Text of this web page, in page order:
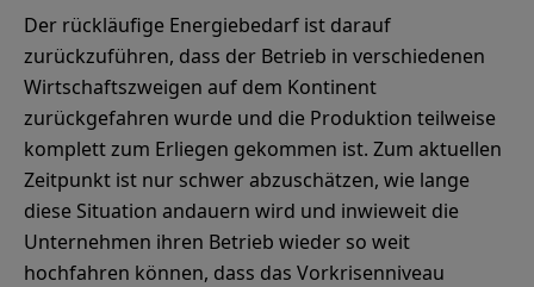
Der rückläufige Energiebedarf ist darauf
zurückzuführen, dass der Betrieb in verschiedenen
Wirtschaftszweigen auf dem Kontinent
zurückgefahren wurde und die Produktion teilweise
komplett zum Erliegen gekommen ist. Zum aktuellen
Zeitpunkt ist nur schwer abzuschätzen, wie lange
diese Situation andauern wird und inwieweit die
Unternehmen ihren Betrieb wieder so weit
hochfahren können, dass das Vorkrisenniveau